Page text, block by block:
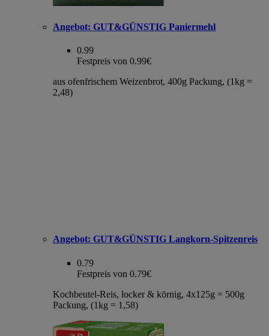
Angebot: GUT&GÜNSTIG Paniermehl
0.99
Festpreis von 0.99€
aus ofenfrischem Weizenbrot, 400g Packung, (1kg =
2,48)
Angebot: GUT&GÜNSTIG Langkorn-Spitzenreis
0.79
Festpreis von 0.79€
Kochbeutel-Reis, locker & körnig, 4x125g = 500g
Packung, (1kg = 1,58)